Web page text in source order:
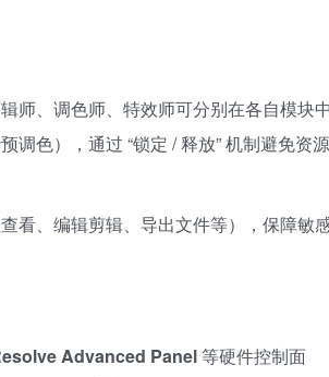
师、调色师、特效师可分别在各自模块
色），通过 “锁定 / 释放” 机制避免资源
看、编辑剪辑、导出文件等），保障敏
Advanced Panel 等硬件控制面